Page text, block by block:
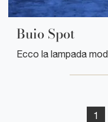
Buio Spot
1